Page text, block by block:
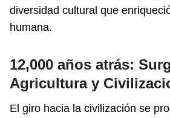
diversidad cultural que
humana.
12,000 años atrás:
Agricultura y
El giro hacia la civilización se